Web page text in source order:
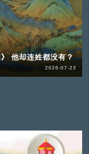
他却连姓都没有？
2026-07-23